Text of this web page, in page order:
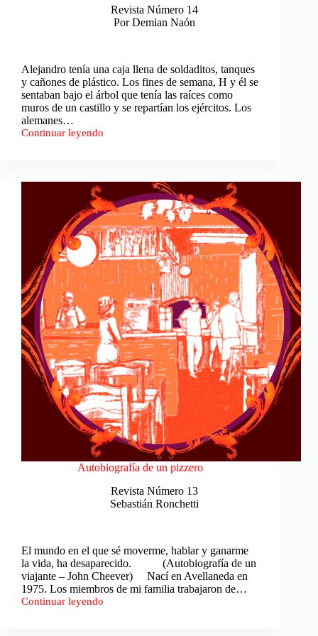
Revista Número 14
Por Demian Naón
Alejandro tenía una caja llena de soldaditos, tanques
y cañones de plástico. Los fines de semana, H y él se
sentaban bajo el árbol que tenía las raíces como
muros de un castillo y se repartían los ejércitos. Los
alemanes…
Continuar leyendo
Preparen,
Autobiografía de un pizzero
Revista Número 13
Sebastián Ronchetti
El mundo en el que sé moverme, hablar y ganarme
la vida, ha desaparecido. (Autobiografía de un
viajante – John Cheever) Nací en Avellaneda en
1975. Los miembros de mi familia trabajaron de…
Continuar leyendo
Autobiografía